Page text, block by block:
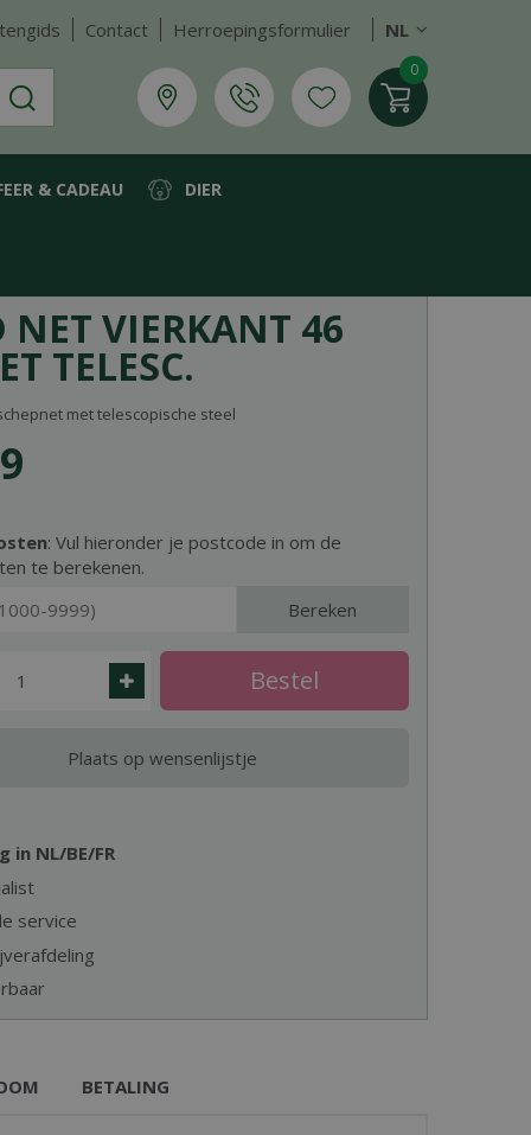
Contact Herroepingsformulier NL
& CADEAU DIER
NET VIERKANT 46
TELESC.
: Vul hieronder je postcode in om de
te berekenen.
Bereken
met telescopische steel
in NL/BE/FR
service
BETALING